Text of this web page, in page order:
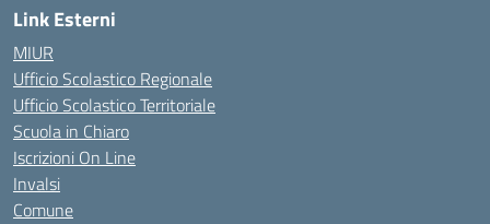
Link Esterni
MIUR
Ufficio Scolastico Regionale
Ufficio Scolastico Territoriale
Scuola in Chiaro
Iscrizioni On Line
Invalsi
Comune